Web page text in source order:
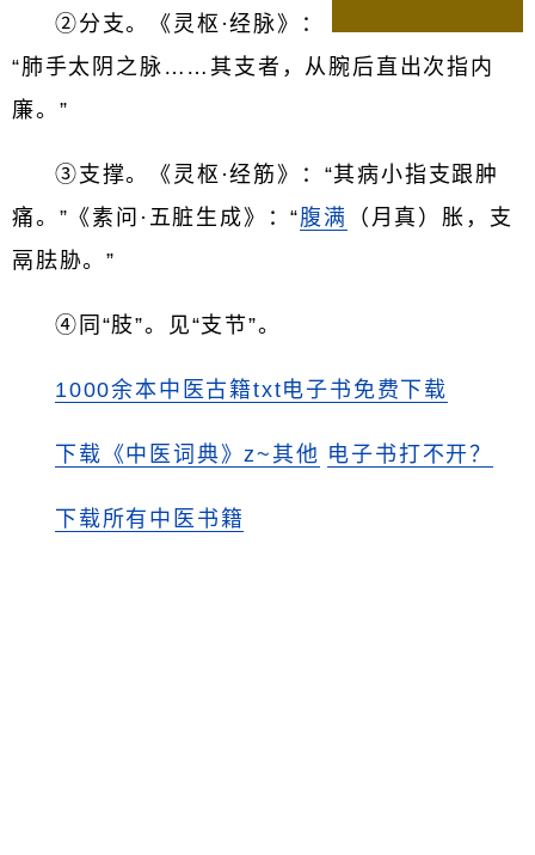
②分支。《灵枢·经脉》：
“肺手太阴之脉……其支者，从腕后直出次指内
廉。”
③支撑。《灵枢·经筋》：“其病小指支跟肿
痛。”《素问·五脏生成》：“腹满 （月真）胀，支
鬲胠胁。”
④同“肢”。见“支节”。
1000余本中医古籍txt电子书免费下载
下载《中医词典》z~其他 电子书打不开？
下载所有中医书籍